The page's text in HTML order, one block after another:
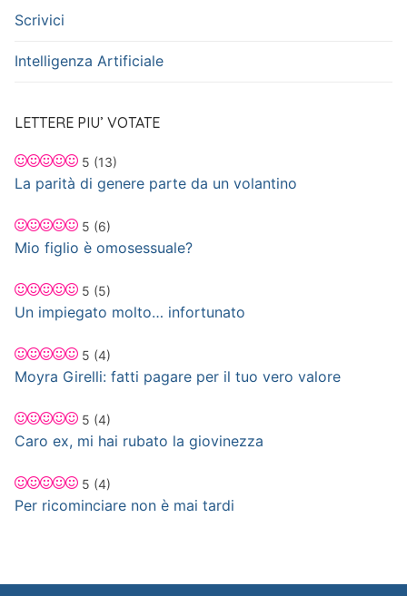
Scrivici
Intelligenza Artificiale
LETTERE PIU’ VOTATE
5 (13)
La parità di genere parte da un volantino
5 (6)
Mio figlio è omosessuale?
5 (5)
Un impiegato molto… infortunato
5 (4)
Moyra Girelli: fatti pagare per il tuo vero valore
5 (4)
Caro ex, mi hai rubato la giovinezza
5 (4)
Per ricominciare non è mai tardi